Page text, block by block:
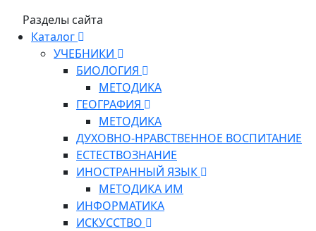
Разделы сайта
Каталог
УЧЕБНИКИ
БИОЛОГИЯ
МЕТОДИКА
ГЕОГРАФИЯ
МЕТОДИКА
ДУХОВНО-НРАВСТВЕННОЕ ВОСПИТАНИЕ
ЕСТЕСТВОЗНАНИЕ
ИНОСТРАННЫЙ ЯЗЫК
МЕТОДИКА ИМ
ИНФОРМАТИКА
ИСКУССТВО